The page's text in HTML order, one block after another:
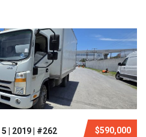
$590,000
5 | 2019 | #262